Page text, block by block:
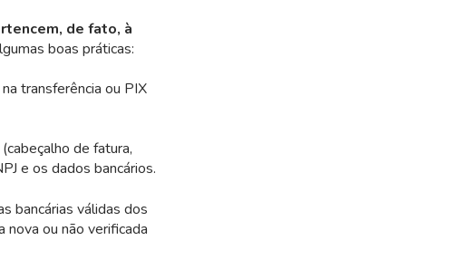
de fato, à
boas práticas:
transferência ou PIX
de fatura,
e os dados bancários.
bancárias válidas dos
ou não verificada